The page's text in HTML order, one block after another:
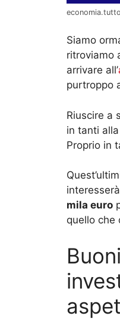
Siamo
ritroviamo
arrivare all’
purtroppo
Riuscire a
in tanti
Proprio in
mila euro
quello che